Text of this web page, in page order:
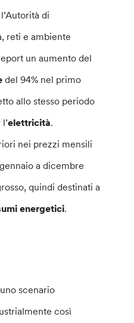
di
reti e ambiente
un aumento del
del 94% nel primo
allo stesso periodo
elettricità.
nei prezzi mensili
a dicembre
quindi destinati a
energetici.
scenario
così